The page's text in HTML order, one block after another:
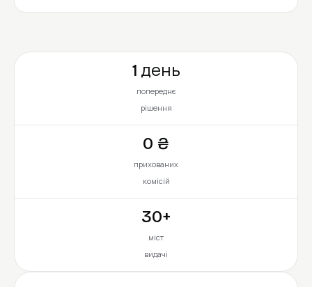
1 день
попереднє
рішення
0 ₴
прихованих
комісій
30+
міст
видачі